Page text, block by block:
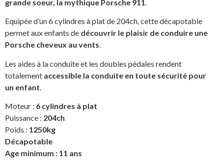
grande soeur, la mythique Porsche 911.
Equipée d’un 6 cylindres à plat de 204ch, cette décapotable
permet aux enfants de découvrir le plaisir de conduire une
Porsche cheveux au vents.
Les aides à la conduite et les doubles pédales rendent
totalement accessible la conduite en toute sécurité pour
un enfant
Moteur : 6 cylindres à plat
Puissance : 204ch
Poids : 1250kg
Décapotable
Age minimum : 11 ans